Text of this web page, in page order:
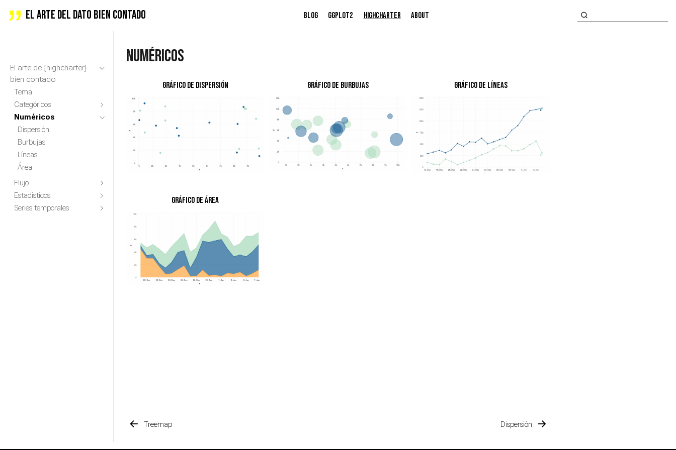
El arte del dato bien contado Blog ggplot2 highcharter About
El arte de {highcharter}
bien contado
Tema
Categóricos
Numéricos
Dispersión
Burbujas
Líneas
Área
Flujo
Estadísticos
Series temporales
Numéricos
Gráfico de dispersión Gráfico de burbujas Gráfico de líneas
Gráfico de área
Treemap Dispersión